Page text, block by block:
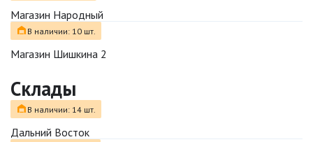
Магазин Народный
В наличии: 10 шт.
Магазин Шишкина 2
Склады
В наличии: 14 шт.
Дальний Восток